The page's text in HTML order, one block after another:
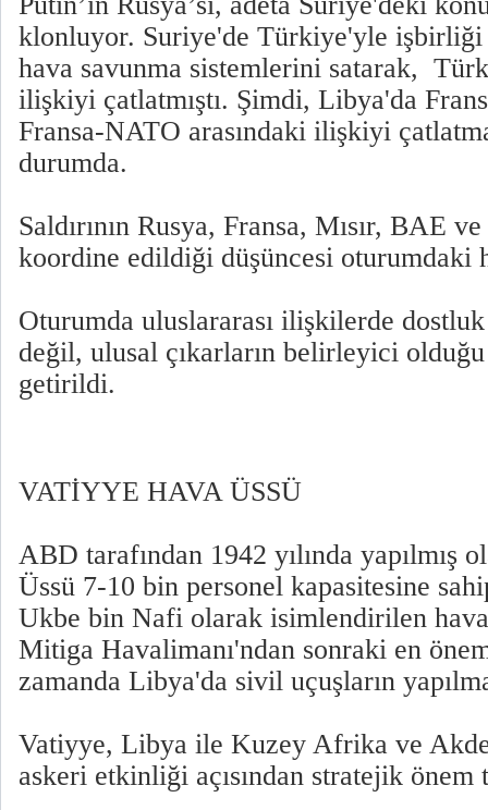
klonluyor. Suriye'de Türkiye'yle işbirliği
hava savunma sistemlerini satarak,
ilişkiyi çatlatmıştı. Şimdi, Libya'da
Fransa-NATO arasındaki ilişkiyi
durumda.
Saldırının Rusya, Fransa, Mısır, BAE
koordine edildiği düşüncesi oturumdaki
Oturumda uluslararası ilişkilerde dostluk
değil, ulusal çıkarların belirleyici
getirildi.
VATİYYE HAVA ÜSSÜ
ABD tarafından 1942 yılında yapılmış
Üssü 7-10 bin personel kapasitesine
Ukbe bin Nafi olarak isimlendirilen
Mitiga Havalimanı'ndan sonraki en
zamanda Libya'da sivil uçuşların
Vatiyye, Libya ile Kuzey Afrika ve
askeri etkinliği açısından stratejik önem